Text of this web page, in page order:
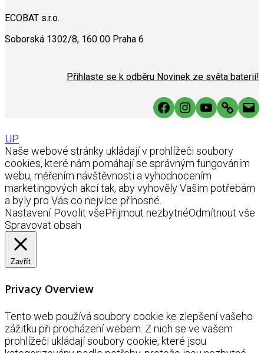
ECOBAT s.r.o.
Soborská 1302/8, 160 00 Praha 6
Přihlaste se k odběru Novinek ze světa baterií!
Facebook
Instagram
YouTube
Link
UP
Naše webové stránky ukládají v prohlížeči soubory
cookies, které nám pomáhají se správným fungováním
webu, měřením návštěvnosti a vyhodnocením
marketingových akcí tak, aby vyhověly Vašim potřebám
a byly pro Vás co nejvíce přínosné.
Nastavení Povolit všePřijmout nezbytnéOdmítnout vše
Spravovat obsah
Zavřít
Privacy Overview
Tento web používá soubory cookie ke zlepšení vašeho
zážitku při procházení webem. Z nich se ve vašem
prohlížeči ukládají soubory cookie, které jsou